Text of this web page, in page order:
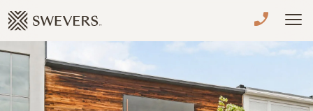
TE KOOP